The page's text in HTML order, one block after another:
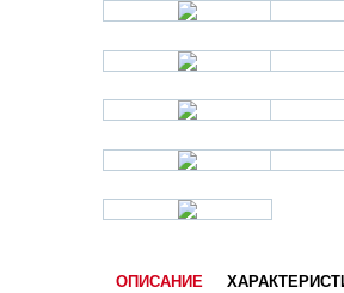
ОПИСАНИЕ